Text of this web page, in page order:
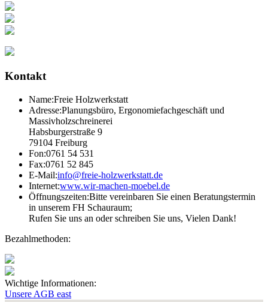
Kontakt
Name:Freie Holzwerkstatt
Adresse:Planungsbüro, Ergonomiefachgeschäft und
Massivholzschreinerei
Habsburgerstraße 9
79104 Freiburg
Fon:0761 54 531
Fax:0761 52 845
E-Mail:info@freie-holzwerkstatt.de
Internet:www.wir-machen-moebel.de
Öffnungs­zeiten:Bitte vereinbaren Sie einen Beratungstermin
in unserem FH Schauraum;
Rufen Sie uns an oder schreiben Sie uns, Vielen Dank!
Bezahlmethoden:
Wichtige Informationen:
Unsere AGB east